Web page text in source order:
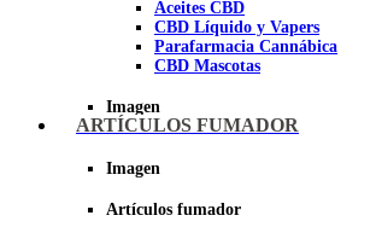
Aceites CBD
CBD Líquido y Vapers
Parafarmacia Cannábica
CBD Mascotas
Imagen
ARTÍCULOS FUMADOR
Imagen
Artículos fumador